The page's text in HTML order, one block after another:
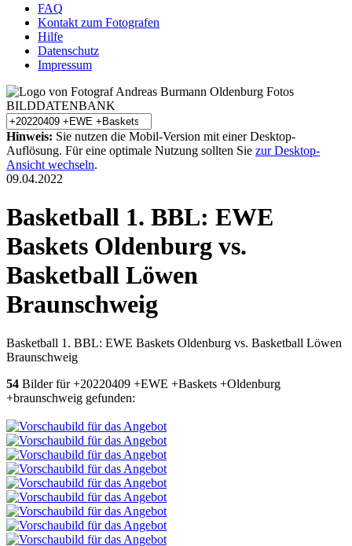
FAQ
Kontakt zum Fotografen
Hilfe
Datenschutz
Impressum
Hinweis: Sie nutzen die Mobil-Version mit einer Desktop-
Auflösung. Für eine optimale Nutzung sollten Sie zur Desktop-
Ansicht wechseln.
09.04.2022
Basketball 1. BBL: EWE
Baskets Oldenburg vs.
Basketball Löwen
Braunschweig
Basketball 1. BBL: EWE Baskets Oldenburg vs. Basketball Löwen
Braunschweig
54 Bilder für +20220409 +EWE +Baskets +Oldenburg
+braunschweig gefunden: